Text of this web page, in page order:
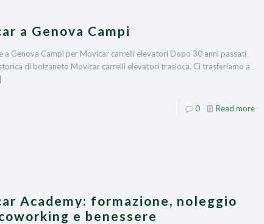
a Genova Campi
a Genova Campi per Movicar carrelli elevatori Dopo 30 anni passati
di bolzaneto Movicar carrelli elevatori trasloca. Ci trasferiamo a
0 Read more
Academy: formazione, noleggio
e benessere